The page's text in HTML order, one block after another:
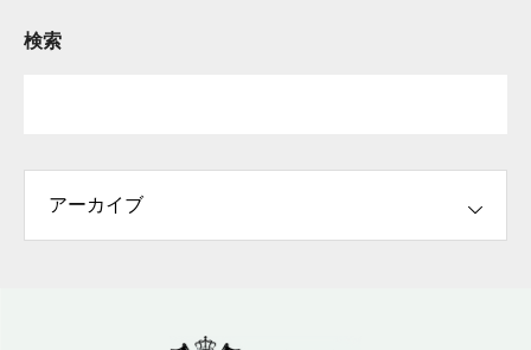
検索